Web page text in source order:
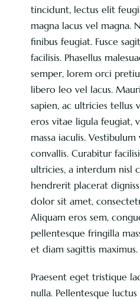
tincidunt, lectus elit
magna lacus vel magna.
finibus feugiat. Fusce
facilisis. Phasellus
semper, lorem orci
libero leo vel lacus.
sapien, ac ultricies tellus
eros vitae ligula feugiat,
massa iaculis.
convallis. Curabitur
ultricies, a interdum nisl
hendrerit placerat
dolor sit amet,
Aliquam eros sem,
pellentesque fringilla
et diam sagittis
Praesent eget tristique
nulla. Pellentesque